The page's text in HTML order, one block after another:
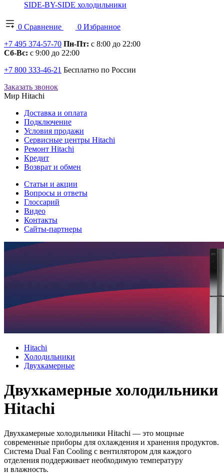
SIDE-BY-SIDE холодильники
0 Сравнение 0 Избранное
+7 495 374-57-70 Пн-Пт: с 8:00 до 22:00
Сб-Вс: с 9:00 до 22:00
+7 800 333-46-21 Бесплатно по России
Заказать звонок
Мир Hitachi
Доставка и оплата
Подключение
Условия продажи
Сервисные центры Hitachi
Ремонт Hitachi
Кредит
Возврат и обмен
Cтатьи и акции
Вопросы и ответы
Глоссарий
Видео
Контакты
Сайты-партнеры
Hitachi
Холодильники
Двухкамерные
Двухкамерные холодильники
Hitachi
Двухкамерные холодильники Hitachi — это мощные
современные приборы для охлаждения и хранения продуктов.
Система Dual Fan Cooling с вентилятором для каждого
отделения поддерживает необходимую температуру
и влажность.